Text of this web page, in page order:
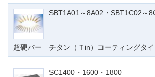
SBT1A01～8A02・SBT1C02～
超硬バー チタン（Ｔin）コーティングタイ
SC1400・1600・1800